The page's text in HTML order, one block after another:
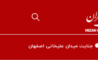
جنایت میدان علیخانی اصفهان